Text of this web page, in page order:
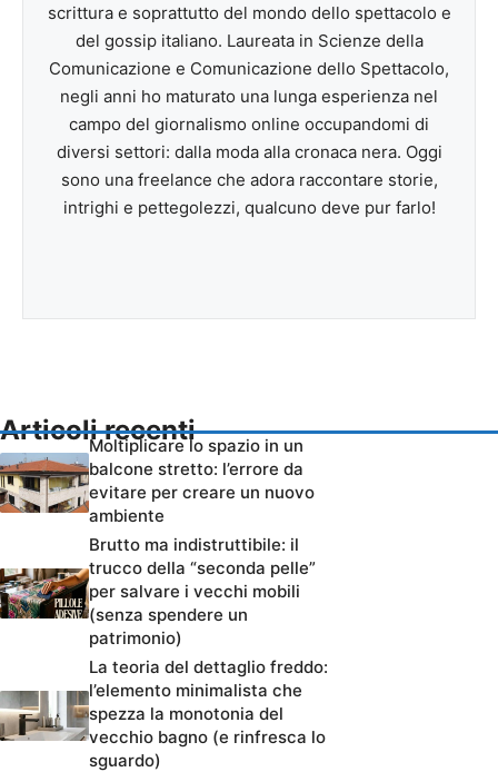
scrittura e soprattutto del mondo dello spettacolo e
del gossip italiano. Laureata in Scienze della
Comunicazione e Comunicazione dello Spettacolo,
negli anni ho maturato una lunga esperienza nel
campo del giornalismo online occupandomi di
diversi settori: dalla moda alla cronaca nera. Oggi
sono una freelance che adora raccontare storie,
intrighi e pettegolezzi, qualcuno deve pur farlo!
Articoli recenti
Moltiplicare lo spazio in un
balcone stretto: l’errore da
evitare per creare un nuovo
ambiente
Brutto ma indistruttibile: il
trucco della “seconda pelle”
per salvare i vecchi mobili
(senza spendere un
patrimonio)
La teoria del dettaglio freddo:
l’elemento minimalista che
spezza la monotonia del
vecchio bagno (e rinfresca lo
sguardo)